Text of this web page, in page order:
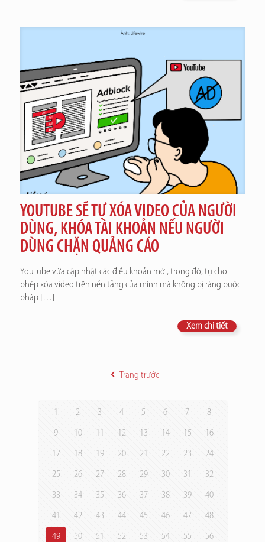
YOUTUBE SẼ TỰ XÓA VIDEO CỦA NGƯỜI
DÙNG, KHÓA TÀI KHOẢN NẾU NGƯỜI
DÙNG CHẶN QUẢNG CÁO
YouTube vừa cập nhật các điều khoản mới, trong đó, tự cho
phép xóa video trên nền tảng của mình mà không bị ràng buộc
pháp[…]
Xem chi tiết
Trang trước
1 2 3 4 5 6 7 8
9 10 11 12 13 14 15 16
17 18 19 20 21 22 23 24
25 26 27 28 29 30 31 32
33 34 35 36 37 38 39 40
41 42 43 44 45 46 47 48
49 50 51 52 53 54 55 56